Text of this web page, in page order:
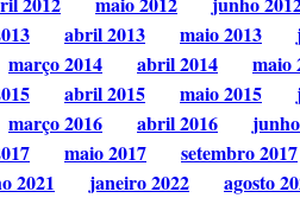
abril 2013 maio 2013
março 2014 abril 2014 maio
abril 2015 maio 2015
março 2016 abril 2016
maio 2017 setembro 2017
2021 janeiro 2022 agosto